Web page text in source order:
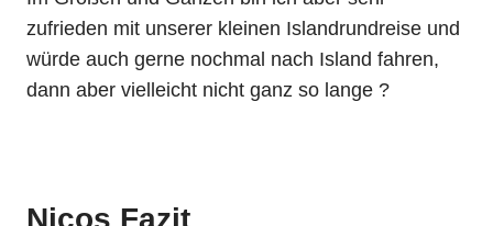
zufrieden mit unserer kleinen Islandrundreise und
würde auch gerne nochmal nach Island fahren,
dann aber vielleicht nicht ganz so lange ?
Nicos Fazit